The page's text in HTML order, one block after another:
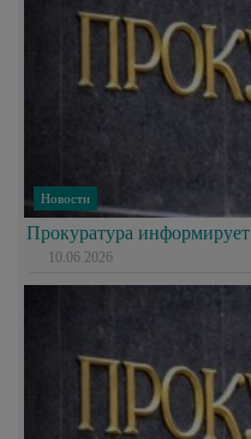
Новости
Прокуратура информирует
10.06.2026